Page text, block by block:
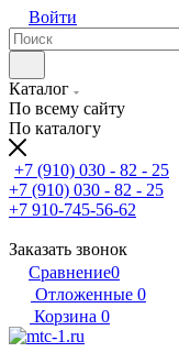
Войти
Каталог
По всему сайту
По каталогу
+7 (910) 030 - 82 - 25
+7 (910) 030 - 82 - 25
+7 910-745-56-62
Заказать звонок
Сравнение0
Отложенные 0
Корзина 0